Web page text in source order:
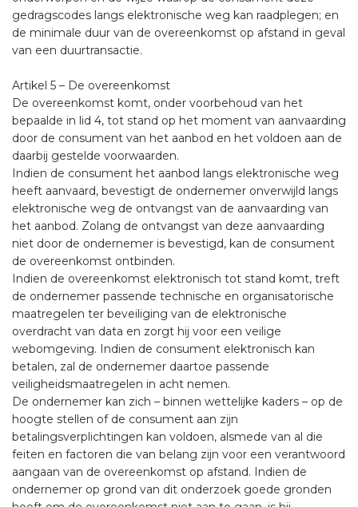
gedragscodes langs elektronische weg kan raadplegen; en
de minimale duur van de overeenkomst op afstand in geval
van een duurtransactie.
Artikel 5 – De overeenkomst
De overeenkomst komt, onder voorbehoud van het
bepaalde in lid 4, tot stand op het moment van aanvaarding
door de consument van het aanbod en het voldoen aan de
daarbij gestelde voorwaarden.
Indien de consument het aanbod langs elektronische weg
heeft aanvaard, bevestigt de ondernemer onverwijld langs
elektronische weg de ontvangst van de aanvaarding van
het aanbod. Zolang de ontvangst van deze aanvaarding
niet door de ondernemer is bevestigd, kan de consument
de overeenkomst ontbinden.
Indien de overeenkomst elektronisch tot stand komt, treft
de ondernemer passende technische en organisatorische
maatregelen ter beveiliging van de elektronische
overdracht van data en zorgt hij voor een veilige
webomgeving. Indien de consument elektronisch kan
betalen, zal de ondernemer daartoe passende
veiligheidsmaatregelen in acht nemen.
De ondernemer kan zich – binnen wettelijke kaders – op de
hoogte stellen of de consument aan zijn
betalingsverplichtingen kan voldoen, alsmede van al die
feiten en factoren die van belang zijn voor een verantwoord
aangaan van de overeenkomst op afstand. Indien de
ondernemer op grond van dit onderzoek goede gronden